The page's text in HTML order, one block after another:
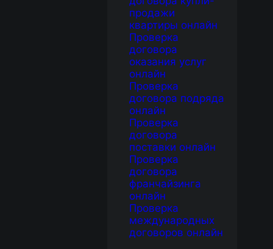
продажи
квартиры онлайн
Проверка
договора
оказания услуг
онлайн
Проверка
договора подряда
онлайн
Проверка
договора
поставки онлайн
Проверка
договора
франчайзинга
онлайн
Проверка
международных
договоров онлайн